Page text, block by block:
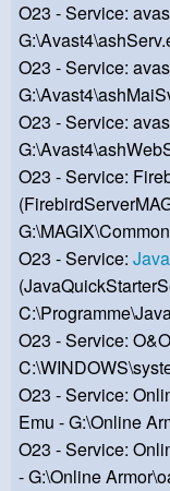
O23 - Service:
O23 - Service:
O23 - Service:
O23 - Service:
O23 - Service: Java
O23 - Service:
O23 - Service:
Emu - G:\Online
O23 - Service:
- G:\Online